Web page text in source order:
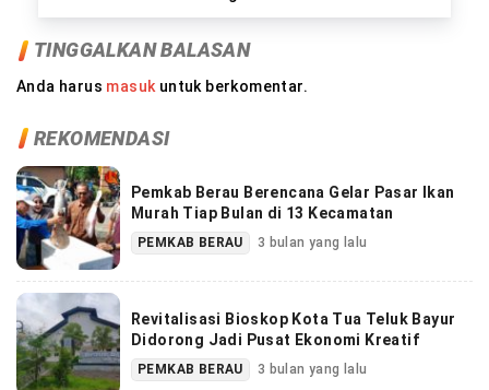
TINGGALKAN BALASAN
Anda harus masuk untuk berkomentar.
REKOMENDASI
Pemkab Berau Berencana Gelar Pasar Ikan
Murah Tiap Bulan di 13 Kecamatan
PEMKAB BERAU 3 bulan yang lalu
Revitalisasi Bioskop Kota Tua Teluk Bayur
Didorong Jadi Pusat Ekonomi Kreatif
PEMKAB BERAU 3 bulan yang lalu